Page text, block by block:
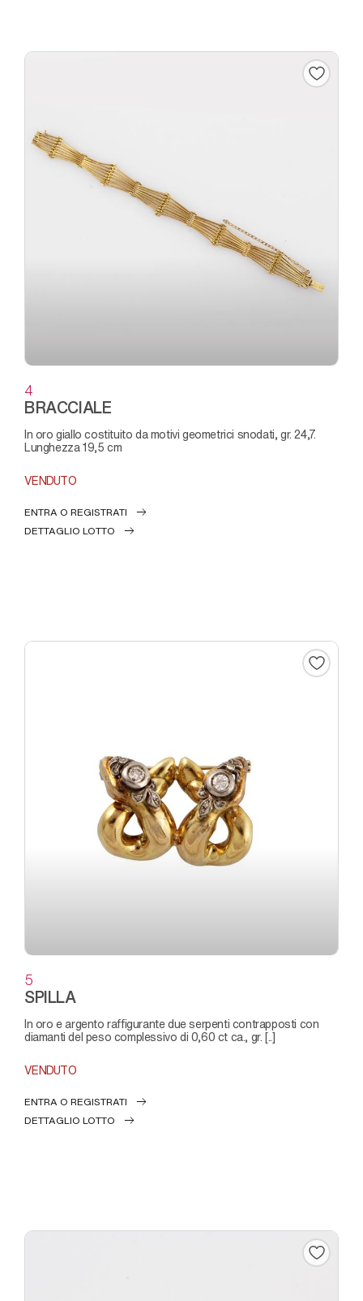
4
BRACCIALE
in oro giallo costituito da motivi geometrici snodati, gr. 24,7.
Lunghezza 19,5 cm
VENDUTO
ENTRA O REGISTRATI
DETTAGLIO LOTTO
5
SPILLA
in oro e argento raffigurante due serpenti contrapposti con
diamanti del peso complessivo di 0,60 ct ca., gr. [..]
VENDUTO
ENTRA O REGISTRATI
DETTAGLIO LOTTO